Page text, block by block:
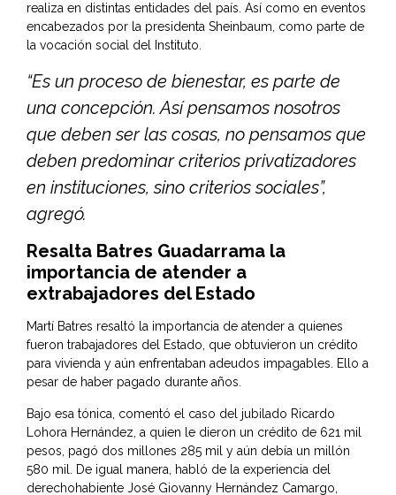
realiza en distintas entidades del país. Así como en eventos
encabezados por la presidenta Sheinbaum, como parte de
la vocación social del Instituto.
“Es un proceso de bienestar, es parte de
una concepción. Así pensamos nosotros
que deben ser las cosas, no pensamos que
deben predominar criterios privatizadores
en instituciones, sino criterios sociales”,
agregó.
Resalta Batres Guadarrama la
importancia de atender a
extrabajadores del Estado
Martí Batres resaltó la importancia de atender a quienes
fueron trabajadores del Estado, que obtuvieron un crédito
para vivienda y aún enfrentaban adeudos impagables. Ello a
pesar de haber pagado durante años.
Bajo esa tónica, comentó el caso del jubilado Ricardo
Lohora Hernández, a quien le dieron un crédito de 621 mil
pesos, pagó dos millones 285 mil y aún debía un millón
580 mil. De igual manera, habló de la experiencia del
derechohabiente José Giovanny Hernández Camargo,